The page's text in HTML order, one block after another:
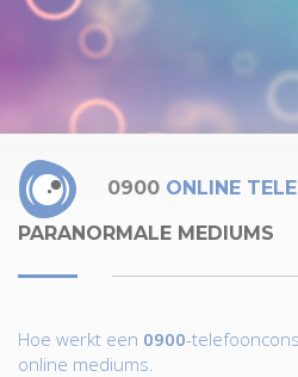
0900 ONLINE
PARANORMALE MEDIUMS
Hoe werkt een 0900-
online mediums.